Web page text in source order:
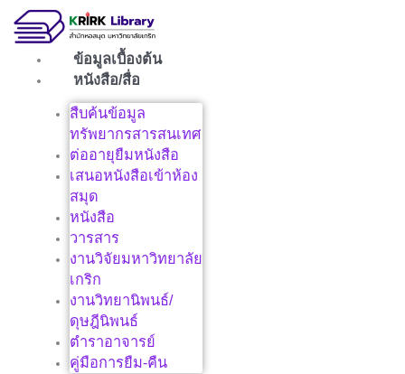
ข้อมูลเบื้องต้น
หนังสือ/สื่อ
สืบค้นข้อมูล
ทรัพยากรสารสนเทศ
ต่ออายุยืมหนังสือ
เสนอหนังสือเข้าห้อง
สมุด
หนังสือ
วารสาร
งานวิจัยมหาวิทยาลัย
เกริก
งานวิทยานิพนธ์/
ดุษฎีนิพนธ์
ตำราอาจารย์
คู่มือการยืม-คืน